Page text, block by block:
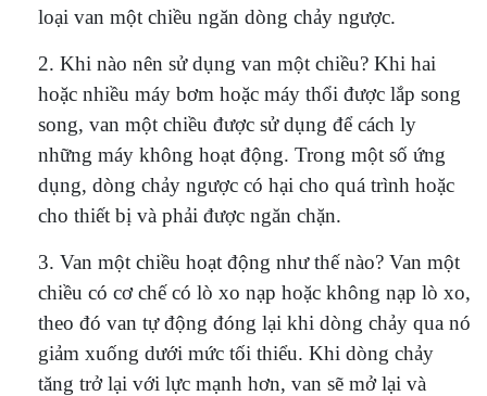
loại van một chiều ngăn dòng chảy ngược.
2. Khi nào nên sử dụng van một chiều? Khi hai
hoặc nhiều máy bơm hoặc máy thổi được lắp song
song, van một chiều được sử dụng để cách ly
những máy không hoạt động. Trong một số ứng
dụng, dòng chảy ngược có hại cho quá trình hoặc
cho thiết bị và phải được ngăn chặn.
3. Van một chiều hoạt động như thế nào? Van một
chiều có cơ chế có lò xo nạp hoặc không nạp lò xo,
theo đó van tự động đóng lại khi dòng chảy qua nó
giảm xuống dưới mức tối thiểu. Khi dòng chảy
tăng trở lại với lực mạnh hơn, van sẽ mở lại và